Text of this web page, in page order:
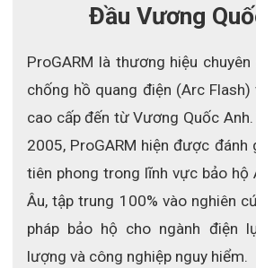
Đầu Vương
ProGARM là thương hiệu
chống hồ quang điện (Arc Flash)
cao cấp đến từ Vương Quốc
2005, ProGARM hiện được đánh
tiên phong trong lĩnh vực bảo hộ
Âu, tập trung 100% vào nghiên
pháp bảo hộ cho ngành điện
lượng và công nghiệp nguy hiểm.